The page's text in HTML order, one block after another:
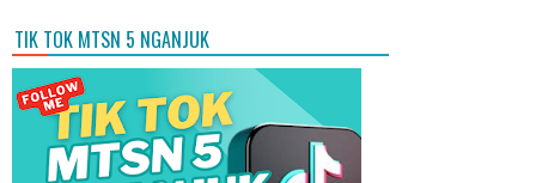
TIK TOK MTSN 5 NGANJUK